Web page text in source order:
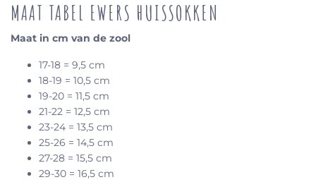
MAAT TABEL EWERS HUISSOKKEN
Maat in cm van de zool
17-18 = 9,5 cm
18-19 = 10,5 cm
19-20 = 11,5 cm
21-22 = 12,5 cm
23-24 = 13,5 cm
25-26 = 14,5 cm
27-28 = 15,5 cm
29-30 = 16,5 cm